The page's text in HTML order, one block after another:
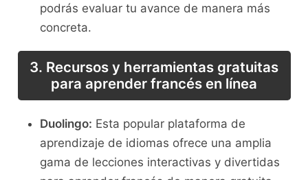
podrás evaluar tu avance de manera más
concreta.
3. Recursos y herramientas ‍gratuitas
para aprender francés‍ en línea
Duolingo: Esta popular plataforma de
aprendizaje ‌de ⁤idiomas ofrece⁣ una amplia
gama ​de lecciones interactivas y⁣ divertidas‌